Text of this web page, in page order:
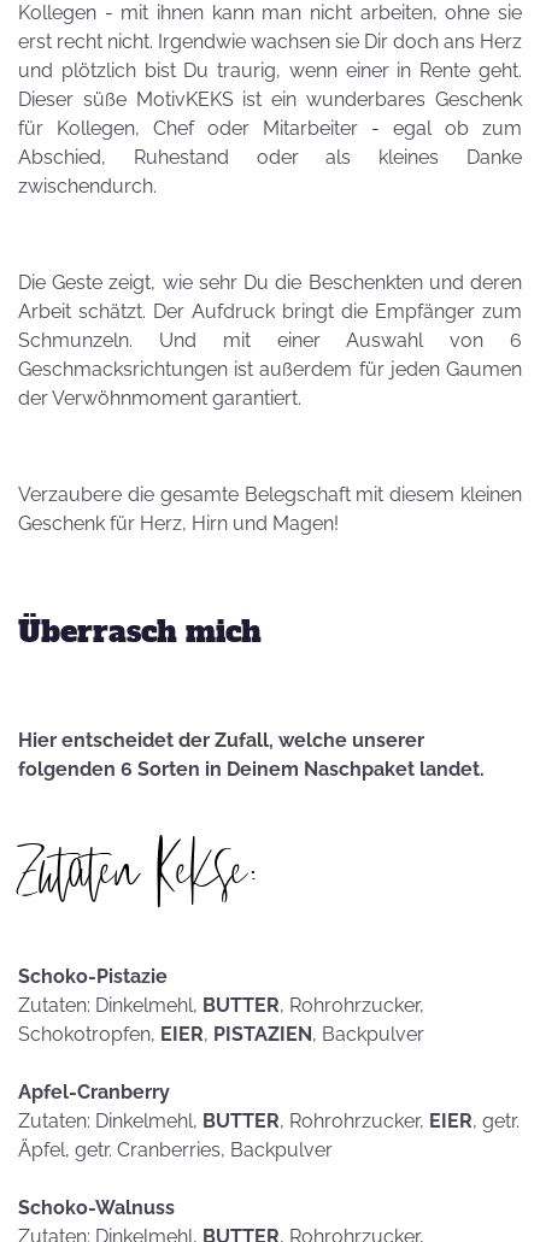
Kollegen - mit ihnen kann man nicht arbeiten, ohne sie
erst recht nicht. Irgendwie wachsen sie Dir doch ans Herz
und plötzlich bist Du traurig, wenn einer in Rente geht.
Dieser süße MotivKEKS ist ein wunderbares Geschenk
für Kollegen, Chef oder Mitarbeiter - egal ob zum
Abschied, Ruhestand oder als kleines Danke
zwischendurch.
Die Geste zeigt, wie sehr Du die Beschenkten und deren
Arbeit schätzt. Der Aufdruck bringt die Empfänger zum
Schmunzeln. Und mit einer Auswahl von 6
Geschmacksrichtungen ist außerdem für jeden Gaumen
der Verwöhnmoment garantiert.
Verzaubere die gesamte Belegschaft mit diesem kleinen
Geschenk für Herz, Hirn und Magen!
Überrasch mich
Hier entscheidet der Zufall, welche unserer
folgenden 6 Sorten in Deinem Naschpaket landet.
Zutaten Kekse:
Schoko-Pistazie
Zutaten: Dinkelmehl, BUTTER, Rohrohrzucker,
Schokotropfen, EIER, PISTAZIEN, Backpulver
Apfel-Cranberry
Zutaten: Dinkelmehl, BUTTER, Rohrohrzucker, EIER, getr.
Äpfel, getr. Cranberries, Backpulver
Schoko-Walnuss
Zutaten: Dinkelmehl, BUTTER, Rohrohrzucker,